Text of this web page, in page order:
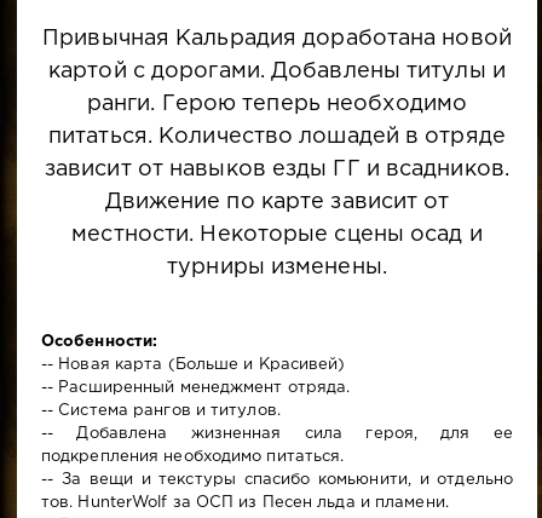
Привычная Кальрадия доработана новой
картой с дорогами. Добавлены титулы и
ранги. Герою теперь необходимо
питаться. Количество лошадей в отряде
зависит от навыков езды ГГ и всадников.
Движение по карте зависит от
местности. Некоторые сцены осад и
турниры изменены.
Особенности:
-- Новая карта (Больше и Красивей)
-- Расширенный менеджмент отряда.
-- Система рангов и титулов.
-- Добавлена жизненная сила героя, для ее
подкрепления необходимо питаться.
-- За вещи и текстуры спасибо комьюнити, и отдельно
тов. HunterWolf за ОСП из Песен льда и пламени.